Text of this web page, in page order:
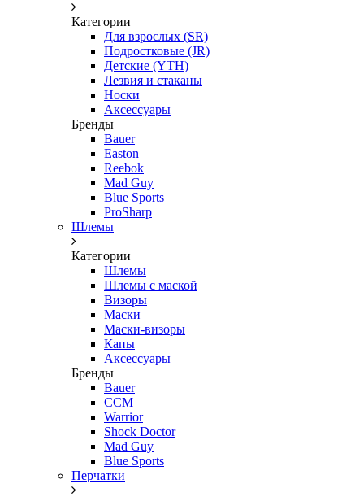
Категории
Для взрослых (SR)
Подростковые (JR)
Детские (YTH)
Лезвия и стаканы
Носки
Аксессуары
Бренды
Bauer
Easton
Reebok
Mad Guy
Blue Sports
ProSharp
Шлемы
Категории
Шлемы
Шлемы с маской
Визоры
Маски
Маски-визоры
Капы
Аксессуары
Бренды
Bauer
CCM
Warrior
Shock Doctor
Mad Guy
Blue Sports
Перчатки